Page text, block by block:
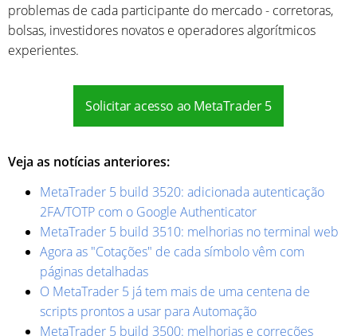
problemas de cada participante do mercado - corretoras,
bolsas, investidores novatos e operadores algorítmicos
experientes.
Solicitar acesso ao MetaTrader 5
Veja as notícias anteriores:
MetaTrader 5 build 3520: adicionada autenticação
2FA/TOTP com o Google Authenticator
MetaTrader 5 build 3510: melhorias no terminal web
Agora as "Cotações" de cada símbolo vêm com
páginas detalhadas
O MetaTrader 5 já tem mais de uma centena de
scripts prontos a usar para Automação
MetaTrader 5 build 3500: melhorias e correções